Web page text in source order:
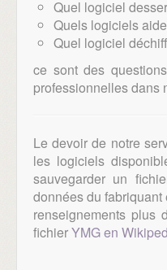
Quel logiciel
Quels logiciels
Quel logiciel
ce sont des
professionnelles dans
Le devoir de notre
les logiciels
sauvegarder un
données du
renseignements plus
fichierYMG en